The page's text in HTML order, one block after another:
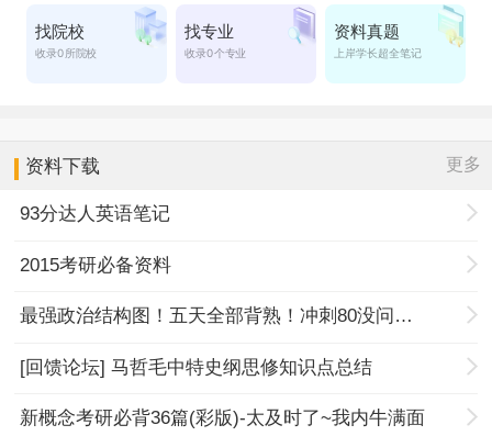
资料下载 更多
93分达人英语笔记
2015考研必备资料
最强政治结构图！五天全部背熟！冲刺80没问题！
[回馈论坛] 马哲毛中特史纲思修知识点总结
新概念考研必背36篇(彩版)-太及时了~我内牛满面